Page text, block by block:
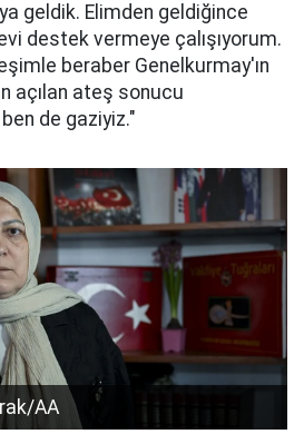
geldik. Elimden geldiğince
destek vermeye çalışıyorum.
beraber Genelkurmay'ın
açılan ateş sonucu
de gaziyiz."
AA